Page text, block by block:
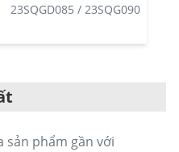
23SQGD085 / 23SQG090
sản phẩm gần với